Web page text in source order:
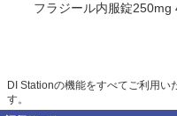
フラジール内服錠250mg
DI Stationの機能をすべてご利用い
す。